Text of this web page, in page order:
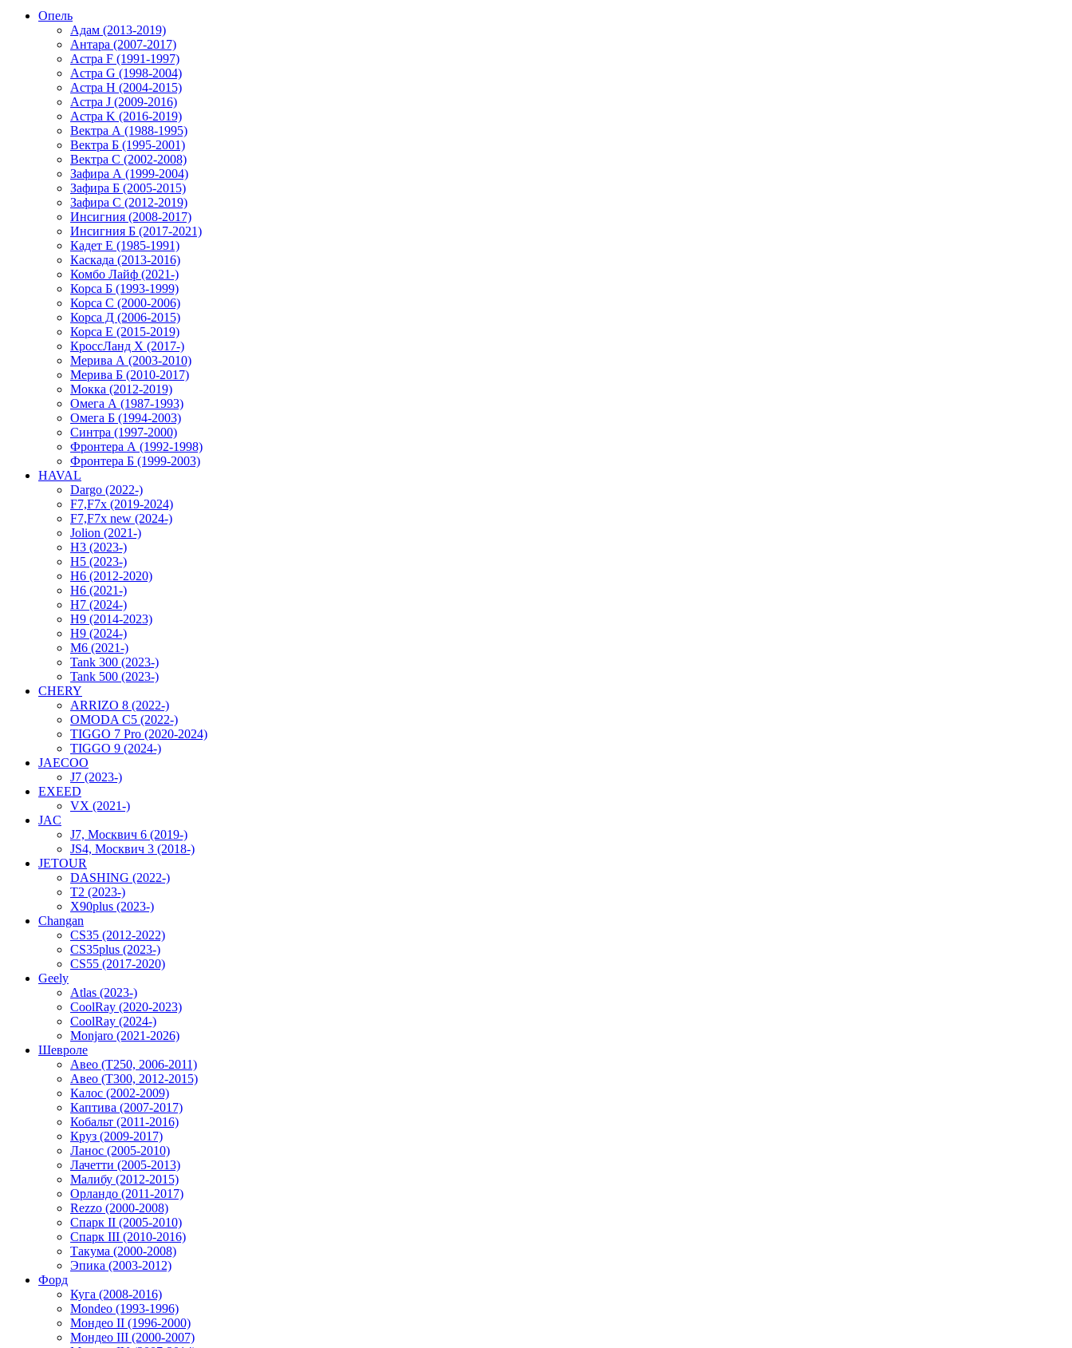
Опель
Адам (2013-2019)
Антара (2007-2017)
Астра F (1991-1997)
Астра G (1998-2004)
Астра H (2004-2015)
Астра J (2009-2016)
Астра K (2016-2019)
Вектра А (1988-1995)
Вектра Б (1995-2001)
Вектра С (2002-2008)
Зафира А (1999-2004)
Зафира Б (2005-2015)
Зафира С (2012-2019)
Инсигния (2008-2017)
Инсигния Б (2017-2021)
Кадет Е (1985-1991)
Каскада (2013-2016)
Комбо Лайф (2021-)
Корса Б (1993-1999)
Корса С (2000-2006)
Корса Д (2006-2015)
Корса E (2015-2019)
КроссЛанд X (2017-)
Мерива А (2003-2010)
Мерива Б (2010-2017)
Мокка (2012-2019)
Омега А (1987-1993)
Омега Б (1994-2003)
Синтра (1997-2000)
Фронтера А (1992-1998)
Фронтера Б (1999-2003)
HAVAL
Dargo (2022-)
F7,F7x (2019-2024)
F7,F7x new (2024-)
Jolion (2021-)
H3 (2023-)
H5 (2023-)
H6 (2012-2020)
H6 (2021-)
H7 (2024-)
H9 (2014-2023)
H9 (2024-)
M6 (2021-)
Tank 300 (2023-)
Tank 500 (2023-)
CHERY
ARRIZO 8 (2022-)
OMODA C5 (2022-)
TIGGO 7 Pro (2020-2024)
TIGGO 9 (2024-)
JAECOO
J7 (2023-)
EXEED
VX (2021-)
JAC
J7, Москвич 6 (2019-)
JS4, Москвич 3 (2018-)
JETOUR
DASHING (2022-)
T2 (2023-)
X90plus (2023-)
Changan
CS35 (2012-2022)
CS35plus (2023-)
CS55 (2017-2020)
Geely
Atlas (2023-)
CoolRay (2020-2023)
CoolRay (2024-)
Monjaro (2021-2026)
Шевроле
Авео (T250, 2006-2011)
Авео (T300, 2012-2015)
Калос (2002-2009)
Каптива (2007-2017)
Кобальт (2011-2016)
Круз (2009-2017)
Ланос (2005-2010)
Лачетти (2005-2013)
Малибу (2012-2015)
Орландо (2011-2017)
Rezzo (2000-2008)
Спарк II (2005-2010)
Спарк III (2010-2016)
Такума (2000-2008)
Эпика (2003-2012)
Форд
Куга (2008-2016)
Mondeo (1993-1996)
Мондео II (1996-2000)
Мондео III (2000-2007)